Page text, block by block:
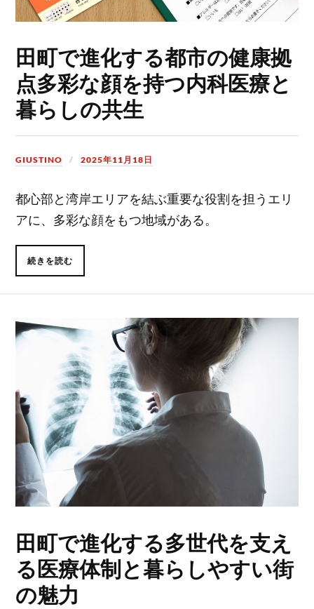
田町で進化する都市の健康拠
点多彩な顔を持つ内科医療と
暮らしの共生
GIUSTINO 2025年11月18日
都心部と湾岸エリアを結ぶ重要な役割を担うエリ
アに、多彩な顔をもつ地域がある。
続きを読む
田町で進化する多世代を支え
る医療体制と暮らしやすい街
の魅力